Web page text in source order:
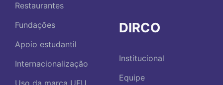
Restaurantes
Fundações
Apoio estudantil
Internacionalização
DIRCO
Institucional
Equipe